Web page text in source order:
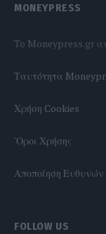
MONEYPRESS
To Moneypress.gr
Tαυτότητα
Χρήση Cookies
'Οροι Χρήσης
Αποποίηση Ευθυνών
FOLLOW US